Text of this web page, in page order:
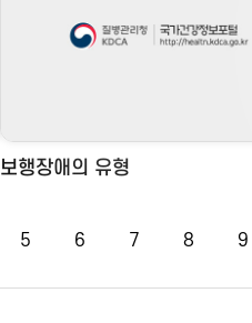
보행장애의 유형
5 6 7 8 9